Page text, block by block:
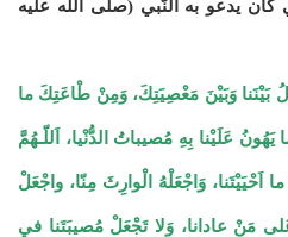
كان يدعو به النّبي (صلى الله عليه
بَيْنَنا وَبَيْنَ مَعْصِيَتِكَ، وَمِنْ طْاعَتِكَ ما
عَلَيْنا بِهِ مُصيباتُ الدُّنْيا، اَللّـهُمَّ
ما اَحْيَيْتَنا، وَاجْعَلْهُ الْوارِثَ مِنّا، واجْعَلْ
مَنْ عادانا، وَلا تَجْعَلْ مُصيبَتَنا في